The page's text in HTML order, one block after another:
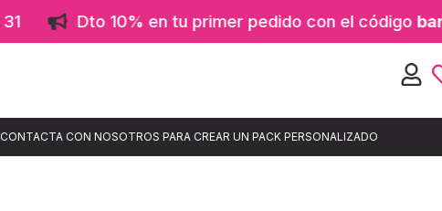
Dto 10% en tu primer pedido con el códigobarma10
CONTACTA CON NOSOTROS PARA CREAR UN PACK PERSONALIZADO